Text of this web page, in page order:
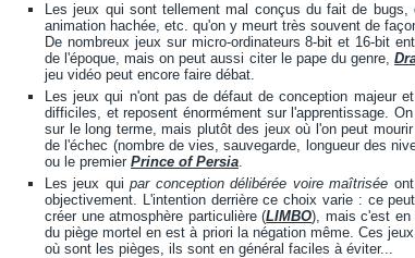
Les jeux qui sont tellement mal conçus du fait de
animation hachée, etc. qu'on y meurt très souvent de
De nombreux jeux sur micro-ordinateurs 8-bit et 16-bit
de l'époque, mais on peut aussi citer le pape du genre,
jeu vidéo peut encore faire débat.
Les jeux qui n'ont pas de défaut de conception majeur
difficiles, et reposent énormément sur l'apprentissage.
sur le long terme, mais plutôt des jeux où l'on peut
de l'échec (nombre de vies, sauvegarde, longueur des
ou le premier Prince of Persia.
Les jeux quipar conception délibérée voire maîtrisée
objectivement. L'intention derrière ce choix varie : ce
créer une atmosphère particulière (LIMBO), mais c'est en
du piège mortel en est à priori la négation même. Ces
où sont les pièges, ils sont en général faciles à éviter...